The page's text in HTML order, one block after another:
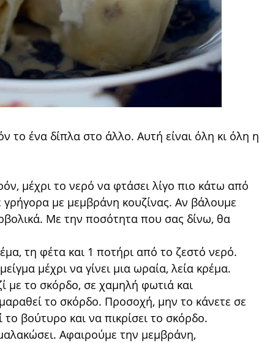
το ένα δίπλα στο άλλο. Αυτή είναι όλη κι όλη η
μέχρι το νερό να φτάσει λίγο πιο κάτω από
με μεμβράνη κουζίνας. Αν βάλουμε
Με την ποσότητα που σας δίνω, θα
τη φέτα και 1 ποτήρι από το ζεστό νερό.
μέχρι να γίνει μια ωραία, λεία κρέμα.
με το σκόρδο, σε χαμηλή φωτιά και
το σκόρδο. Προσοχή, μην το κάνετε σε
βούτυρο και να πικρίσει το σκόρδο.
Αφαιρούμε την μεμβράνη,